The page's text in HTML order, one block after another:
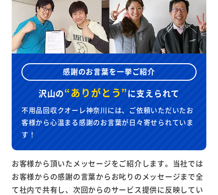
感謝のお言葉を一挙ご紹介
沢山の“ありがとう”に支えられて
不用品回収クオーレ神奈川には、ご依頼いただいたお
客様から心温まる感謝のお言葉が日々寄せられていま
す！
お客様から頂いたメッセージをご紹介します。当社では
お客様からの感謝の言葉からお叱りのメッセージまで全
て社内で共有し、次回からのサービス提供に反映してい